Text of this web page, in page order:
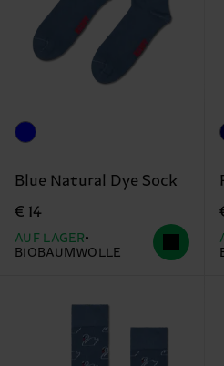
Blue Natural Dye Sock
€ 14
AUF LAGER
BIOBAUMWOLLE